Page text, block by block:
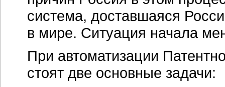
система, доставшаяся
в мире. Ситуация начала
При автоматизации
стоят две основные задачи: